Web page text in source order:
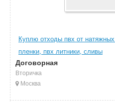
Куплю отходы пвх от
пленки, пвх литники, сливы
Договорная
Вторичка
Москва